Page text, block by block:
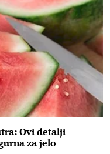
Ovi detalji
za jelo